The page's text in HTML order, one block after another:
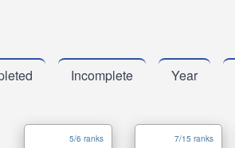
Incomplete Year
5/6 ranks 7/15 ranks